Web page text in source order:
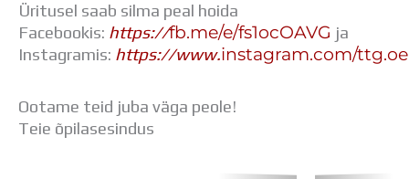
Üritusel saab silma peal hoida
Facebookis: https://fb.me/e/fs1ocOAVG ja
Instagramis: https://www.instagram.com/ttg.oe
Ootame teid juba väga peole!
Teie õpilasesindus